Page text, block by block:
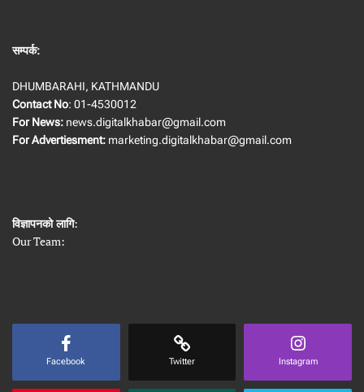
सम्पर्क:
DHUMBARAHI, KATHMANDU
Contact No: 01-4530012
For News: news.digitalkhabar@gmail.com
For Advertiesment: marketing.digitalkhabar@gmail.com
विज्ञापनको लागि:
Our Team:
Facebook Twitter Instagram